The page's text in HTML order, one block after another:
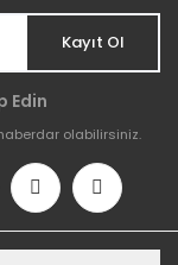
Kayıt Ol
Edin
olabilirsiniz.